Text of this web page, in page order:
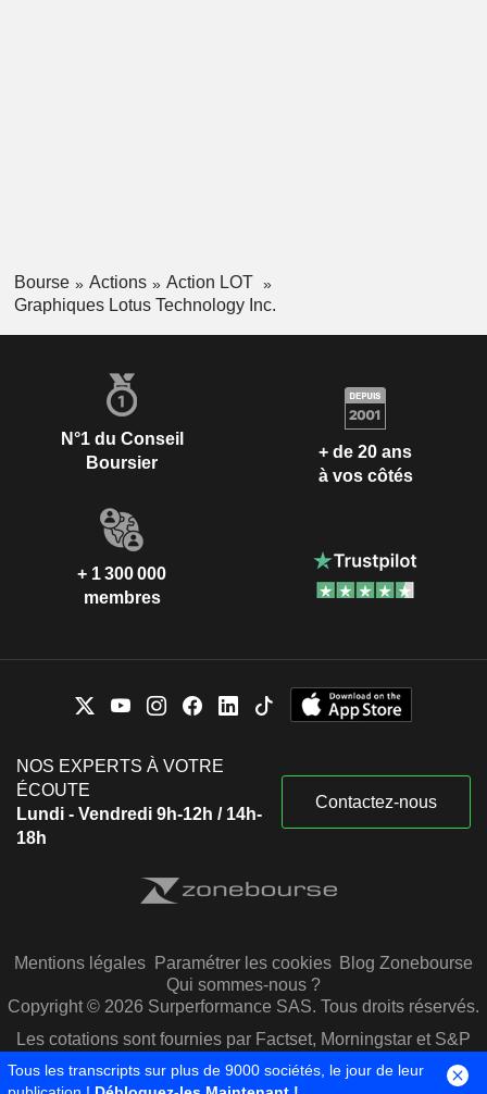
Bourse Actions
Action LOT
Graphiques Lotus Technology Inc.
N°1 du Conseil
Boursier
+ de 20 ans
à vos côtés
+ 1 300 000
membres
NOS EXPERTS À VOTRE
ÉCOUTE
Lundi - Vendredi 9h-12h / 14h-
18h
Contactez-nous
Mentions légales Paramétrer les cookies Blog Zonebourse
Qui sommes-nous ?
Copyright © 2026 Surperformance SAS. Tous droits réservés.
Les cotations sont fournies par Factset, Morningstar et S&P
Capital IQ
Tous les transcripts sur plus de 9000 sociétés, le jour de leur